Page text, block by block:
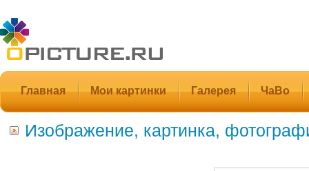
Главная Мои картинки Галерея ЧаВо
Изображение, картинка,